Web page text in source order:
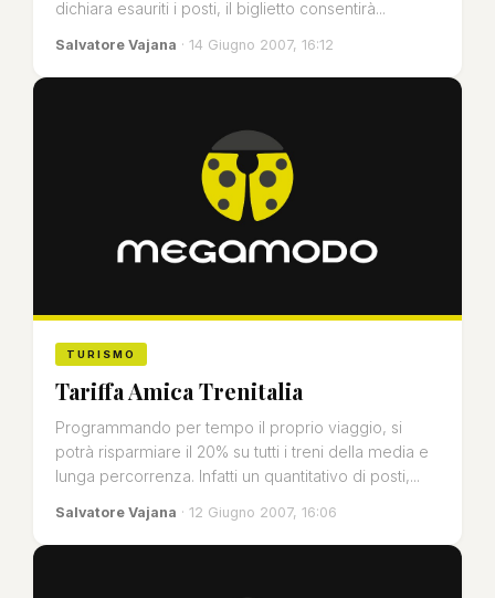
dichiara esauriti i posti, il biglietto consentirà...
Salvatore Vajana · 14 Giugno 2007, 16:12
TURISMO
Tariffa Amica Trenitalia
Programmando per tempo il proprio viaggio, si
potrà risparmiare il 20% su tutti i treni della media e
lunga percorrenza. Infatti un quantitativo di posti,...
Salvatore Vajana · 12 Giugno 2007, 16:06